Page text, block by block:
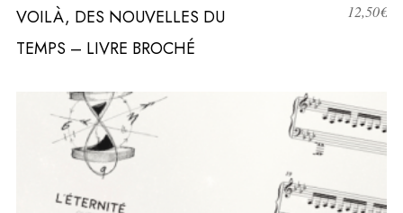
VOILÀ, DES NOUVELLES DU
TEMPS – LIVRE BROCHÉ
12,50€